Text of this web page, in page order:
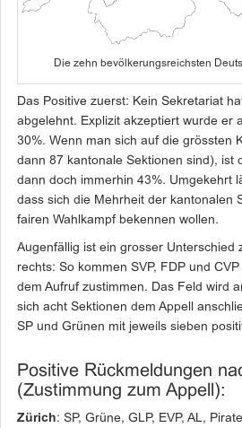
Die zehn bevölkerungsreichsten
Das Positive zuerst: Kein Sekretariat
abgelehnt. Explizit akzeptiert wurde er
30%. Wenn man sich auf die grössten
dann 87 kantonale Sektionen sind), ist
dann doch immerhin 43%. Umgekehrt
dass sich die Mehrheit der kantonalen
fairen Wahlkampf bekennen wollen.
Augenfällig ist ein grosser Unterschied
rechts: So kommen SVP, FDP und
dem Aufruf zustimmen. Das Feld wird
sich acht Sektionen dem Appell
SP und Grünen mit jeweils sieben
Positive Rückmeldungen
(Zustimmung zum Appell):
Zürich: SP, Grüne, GLP, EVP, AL,